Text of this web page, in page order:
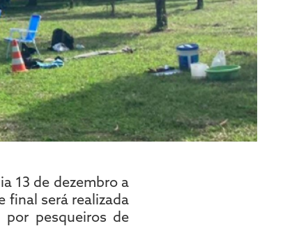
13 de dezembro a
final será realizada
pesqueiros de